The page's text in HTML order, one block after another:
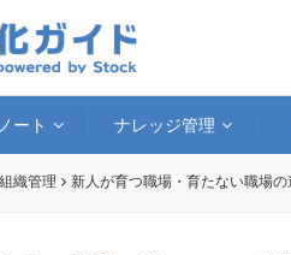
ート ナレッジ管理
織管理 新人が育つ職場・育たない職場